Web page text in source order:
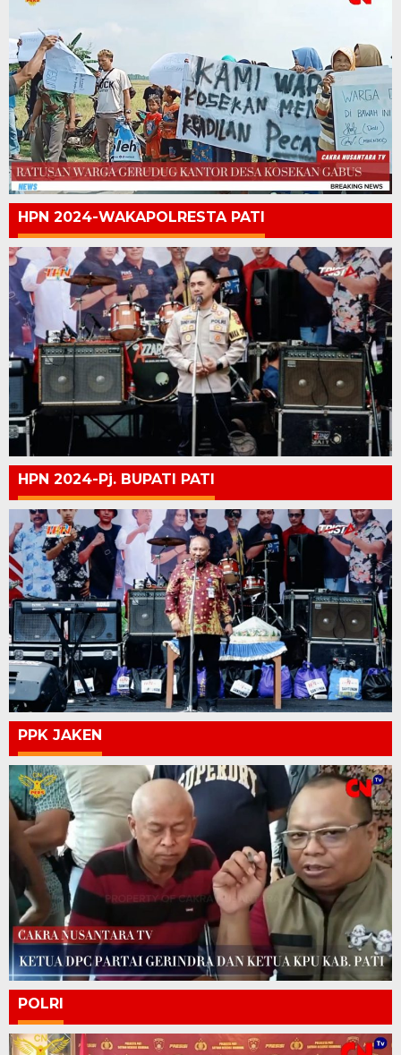
HPN 2024-WAKAPOLRESTA PATI
HPN 2024-Pj. BUPATI PATI
PPK JAKEN
POLRI